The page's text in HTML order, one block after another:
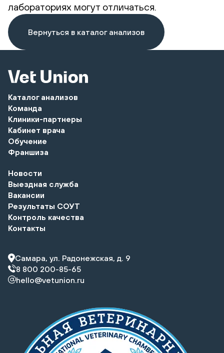
лабораториях могут отличаться.
Вернуться в каталог анализов
Каталог анализов
Команда
Клиники-партнеры
Кабинет врача
Обучение
Франшиза
Новости
Выездная служба
Вакансии
Результаты СОУТ
Контроль качества
Контакты
Самара, ул. Радонежская, д. 9
8 800 200-85-65
hello@vetunion.ru